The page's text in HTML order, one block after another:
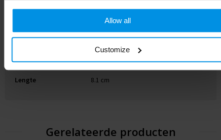
Allow all
Customize
Hoogte 25 cm
Lengte 8.1 cm
Gerelateerde producten